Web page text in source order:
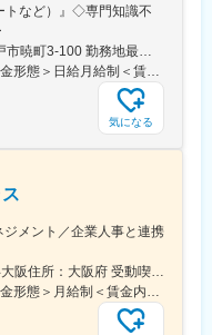
トなど）』◇専門知識不
気になる
ジメント／企業人事と連携